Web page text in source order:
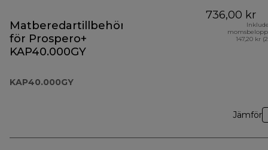
Matberedartillbehör
för Prospero+
KAP40.000GY
KAP40.000GY
736,00 kr
147,20 kr
Jämför